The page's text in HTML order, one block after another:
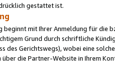
gestattet ist.
beginnt mit Ihrer Anmeldung für die
Grund durch schriftliche
des Gerichtswegs), wobei eine
über die Partner-Website in Ihrem